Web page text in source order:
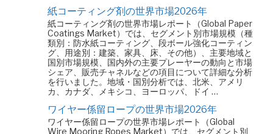
紙コーティング剤の世界市場2026年
紙コーティング剤の世界市場レポート（Global Paper
Coatings Market）では、セグメント別市場規模（種
類別：防水紙コーティング、段ボール強化コーティン
グ、用途別：建築、家具、床、その他）、主要地域と
国別市場規模、国内外の主要プレーヤーの動向と市場
シェア、販売チャネルなどの項目について詳細な分析
を行いました。地域・国別分析では、北米、アメリ
カ、カナダ、メキシコ、ヨーロッパ、ドイ …
ワイヤー係留ロープの世界市場2026年
ワイヤー係留ロープの世界市場レポート（Global
Wire Mooring Ropes Market）では、セグメント別